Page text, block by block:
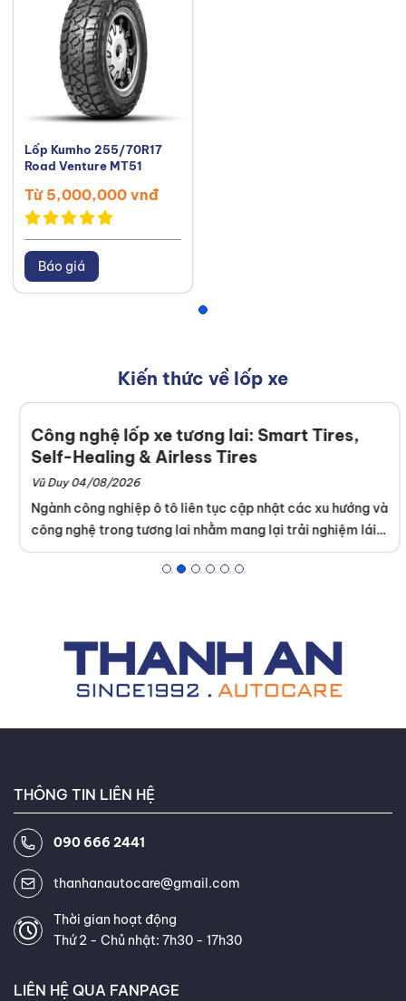
Lốp Kumho 255/70R17
Road Venture MT51
Từ 5,000,000 vnđ
Báo giá
Kiến thức về lốp xe
Công nghệ lốp xe tương lai: Smart Tires,
Self-Healing & Airless Tires
Vũ Duy 04/08/2026
Ngành công nghiệp ô tô liên tục cập nhật các xu hướng và
công nghệ trong tương lai nhằm mang lại trải nghiệm lái
xe an toàn tuyệt đối. Khách hàng dễ dàng tìm thấy những
dòng sản phẩm tích hợp kỹ thuật cao tại hệ thống của
ngân sách bảo dưỡng dài hạn.
THÔNG TIN LIÊN HỆ
090 666 2441
thanhanautocare@gmail.com
Thời gian hoạt động
Thứ 2 - Chủ nhật: 7h30 - 17h30
LIÊN HỆ QUA FANPAGE